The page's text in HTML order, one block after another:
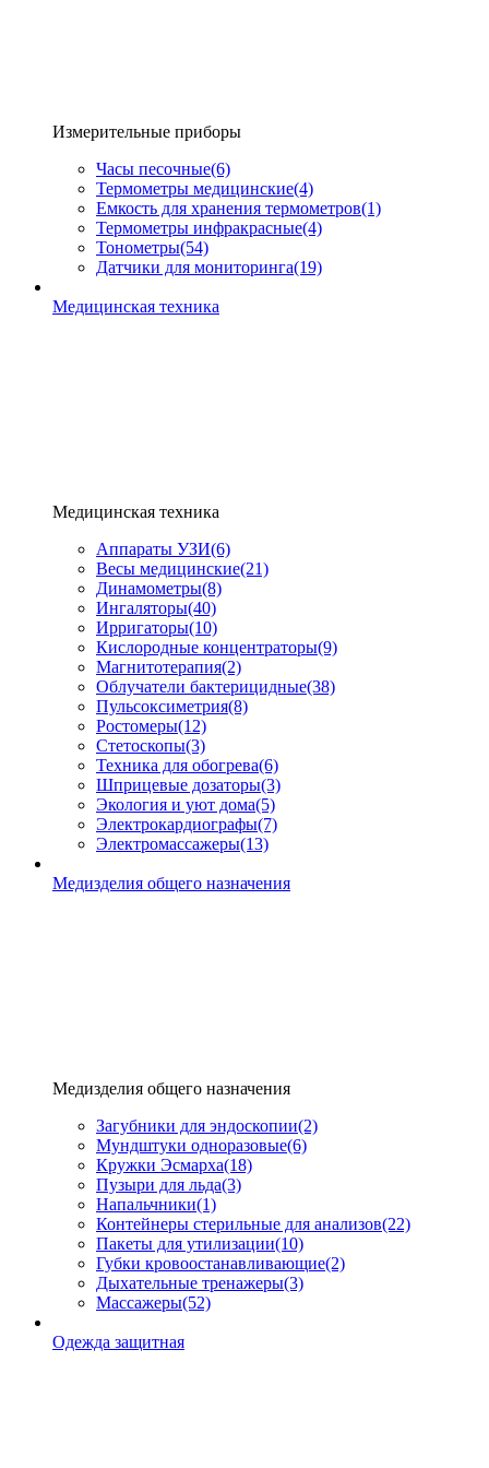
Измерительные приборы
Часы песочные(6)
Термометры медицинские(4)
Емкость для хранения термометров(1)
Термометры инфракрасные(4)
Тонометры(54)
Датчики для мониторинга(19)
Медицинская техника
Медицинская техника
Аппараты УЗИ(6)
Весы медицинские(21)
Динамометры(8)
Ингаляторы(40)
Ирригаторы(10)
Кислородные концентраторы(9)
Магнитотерапия(2)
Облучатели бактерицидные(38)
Пульсоксиметрия(8)
Ростомеры(12)
Стетоскопы(3)
Техника для обогрева(6)
Шприцевые дозаторы(3)
Экология и уют дома(5)
Электрокардиографы(7)
Электромассажеры(13)
Медизделия общего назначения
Медизделия общего назначения
Загубники для эндоскопии(2)
Мундштуки одноразовые(6)
Кружки Эсмарха(18)
Пузыри для льда(3)
Напальчники(1)
Контейнеры стерильные для анализов(22)
Пакеты для утилизации(10)
Губки кровоостанавливающие(2)
Дыхательные тренажеры(3)
Массажеры(52)
Одежда защитная